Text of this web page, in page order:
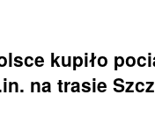
kupiło
na trasie